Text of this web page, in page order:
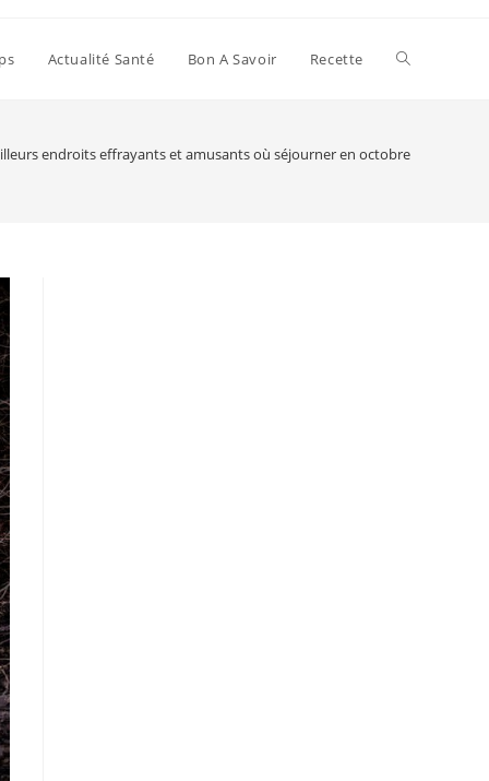
Actualité Santé Bon A Savoir Recette Toggle
endroits effrayants et amusants où séjourner en octobre